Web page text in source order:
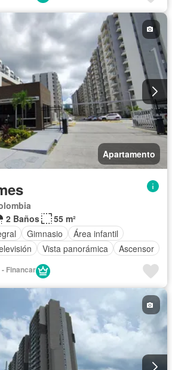
Apartamento
2 Baños
55 m²
Gimnasio
Área infantil
Vista panorámica
Ascensor
Financar